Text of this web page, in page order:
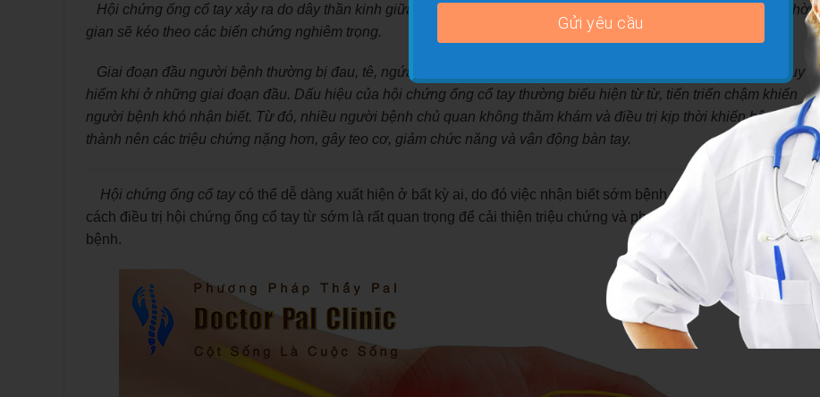
Hội chứng ống cổ tay xảy ra do dây thần kinh giữa đi qua ống cổ tay bị đè ép lâu gây đau nhức, tê liệt và theo thời
gian sẽ kéo theo các biến chứng nghiêm trọng.
Giai đoạn đầu người bệnh thường bị đau, tê, ngứa ran ở bàn tay hay ngón tay. Hội chứng ống cổ tay không nguy
hiểm khi ở những giai đoạn đầu. Dấu hiệu của hội chứng ống cổ tay thường biểu hiện từ từ, tiến triển chậm khiến
người bệnh khó nhận biết. Từ đó, nhiều người bệnh chủ quan không thăm khám và điều trị kịp thời khiến bệnh hình
thành nên các triệu chứng nặng hơn, gây teo cơ, giảm chức năng và vận động bàn tay.
Hội chứng ống cổ tay có thể dễ dàng xuất hiện ở bất kỳ ai, do đó việc nhận biết sớm bệnh hội chứng ống cổ tay,
cách điều trị hội chứng ống cổ tay từ sớm là rất quan trọng để cải thiện triệu chứng và phục hồi chức năng cho người
bệnh.